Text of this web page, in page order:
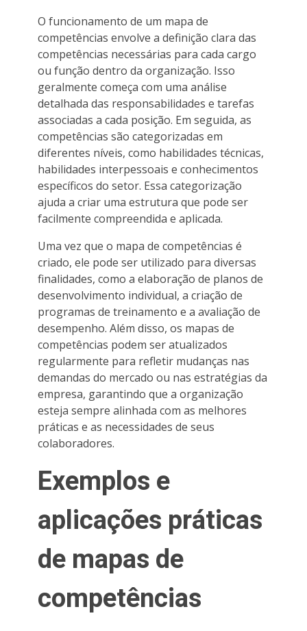
O funcionamento de um mapa de
competências envolve a definição clara das
competências necessárias para cada cargo
ou função dentro da organização. Isso
geralmente começa com uma análise
detalhada das responsabilidades e tarefas
associadas a cada posição. Em seguida, as
competências são categorizadas em
diferentes níveis, como habilidades técnicas,
habilidades interpessoais e conhecimentos
específicos do setor. Essa categorização
ajuda a criar uma estrutura que pode ser
facilmente compreendida e aplicada.
Uma vez que o mapa de competências é
criado, ele pode ser utilizado para diversas
finalidades, como a elaboração de planos de
desenvolvimento individual, a criação de
programas de treinamento e a avaliação de
desempenho. Além disso, os mapas de
competências podem ser atualizados
regularmente para refletir mudanças nas
demandas do mercado ou nas estratégias da
empresa, garantindo que a organização
esteja sempre alinhada com as melhores
práticas e as necessidades de seus
colaboradores.
Exemplos e
aplicações práticas
de mapas de
competências